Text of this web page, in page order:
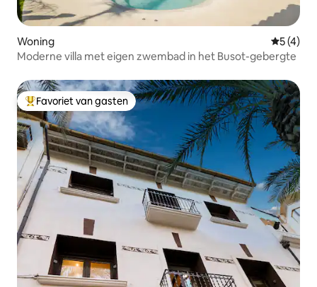
Woning
5 (4)
Moderne villa met eigen zwembad in het Busot-gebergte
Topfavoriet van gasten
Favoriet van gasten